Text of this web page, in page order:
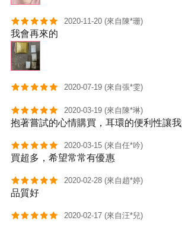
2020-11-20 (來自陳*珊)
我會再來的
2020-07-19 (來自張*雯)
2020-03-19 (來自陳*琳)
抱著嘗試的心情購買，耳環的便利性讓我
2020-03-15 (來自任*吟)
買超多，希望常常有優惠
2020-02-28 (來自趙*婷)
品質好
2020-02-17 (來自汪*兒)